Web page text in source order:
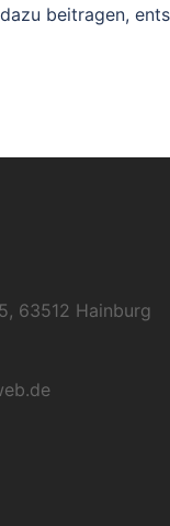
dazu beitragen,
63512 Hainburg